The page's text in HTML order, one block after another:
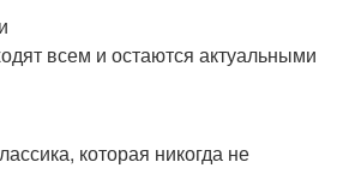
всем и остаются актуальными
которая никогда не